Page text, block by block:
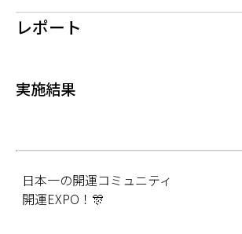
レポート
実施結果
日本一の開運コミュニティ
開運EXPO！🎊